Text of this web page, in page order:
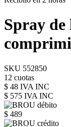
Spray
SKU 552850
12 cuotas
$ 48 IVA INC
$ 575 IVA INC
$ 489